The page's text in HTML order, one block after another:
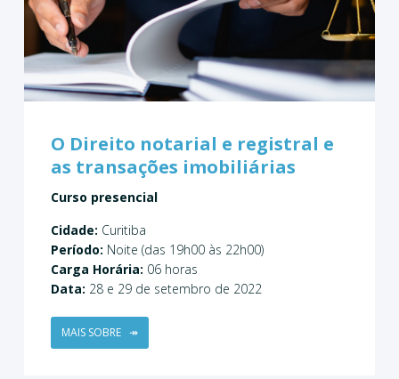
O Direito notarial e registral e
as transações imobiliárias
Curso presencial
Cidade: Curitiba
Período: Noite (das 19h00 às 22h00)
Carga Horária: 06 horas
Data: 28 e 29 de setembro de 2022
MAIS SOBRE ↠